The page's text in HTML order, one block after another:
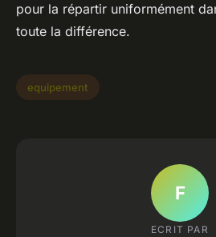
pour la répartir uniformément
toute la différence.
equipement
F
ECRIT PAR